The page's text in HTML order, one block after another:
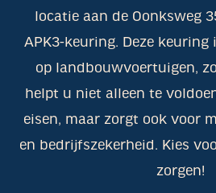
locatie aan de Oonksweg
APK3-keuring. Deze
op landbouwvoertuigen,
helpt u niet alleen te
eisen, maar zorgt ook voor
en bedrijfszekerheid. Kies
zorgen!